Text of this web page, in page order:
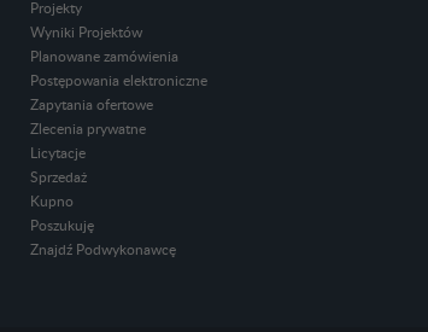
Projekty
Wyniki Projektów
Planowane zamówienia
Postępowania elektroniczne
Zapytania ofertowe
Zlecenia prywatne
Licytacje
Sprzedaż
Kupno
Poszukuję
Znajdź Podwykonawcę